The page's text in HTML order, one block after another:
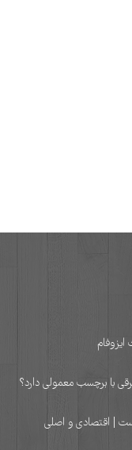
با برچسب معمولی دارد؟
| اقتصادی و اصلی